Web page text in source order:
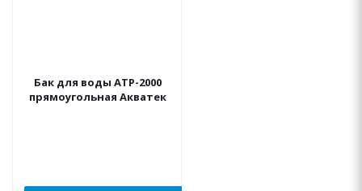
Бак для воды ATP-2000
прямоугольная Акватек